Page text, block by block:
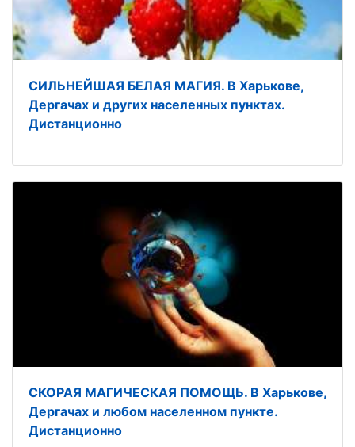
СИЛЬНЕЙШАЯ БЕЛАЯ МАГИЯ. В Харькове,
Дергачах и других населенных пунктах.
Дистанционно
СКОРАЯ МАГИЧЕСКАЯ ПОМОЩЬ. В Харькове,
Дергачах и любом населенном пункте.
Дистанционно